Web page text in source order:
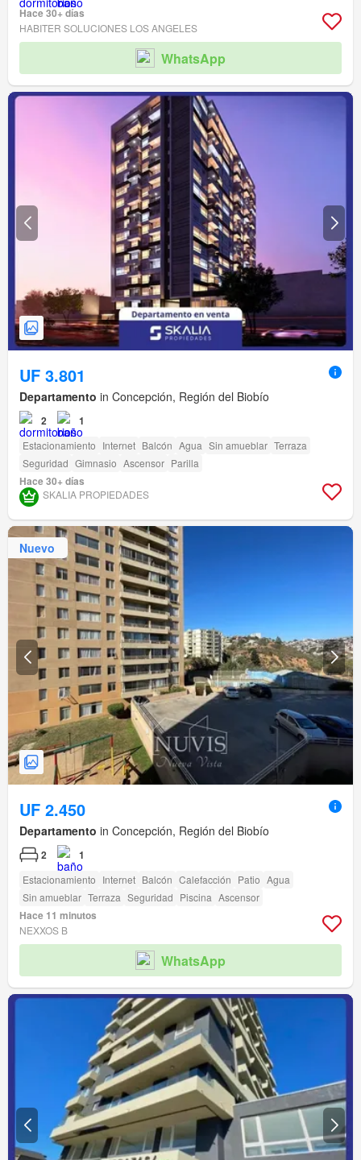
Hace 30+ días
HABITER SOLUCIONES LOS ANGELES
WhatsApp
UF 3.801
Departamento in Concepción, Región del Biobío
2 1
Estacionamiento Internet Balcón Agua Sin amueblar Terraza
Seguridad Gimnasio Ascensor Parilla
Hace 30+ días
SKALIA PROPIEDADES
Nuevo
UF 2.450
Departamento in Concepción, Región del Biobío
2 1
Estacionamiento Internet Balcón Calefacción Patio Agua
Sin amueblar Terraza Seguridad Piscina Ascensor
Hace 11 minutos
NEXXOS B
WhatsApp